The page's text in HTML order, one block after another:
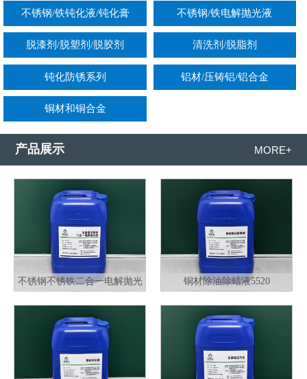
不锈钢/铁钝化液/钝化膏 不锈钢/铁电解抛光液
脱漆剂/脱塑剂/脱胶剂 清洗剂/脱脂剂
钝化防锈系列 铝材/压铸铝/铝合金
铜材和铜合金
产品展示 MORE+
不锈钢不锈铁二合一电解抛光
铜材除油除蜡液5520